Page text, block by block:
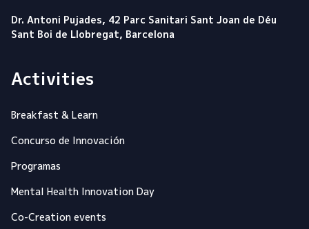
Dr. Antoni Pujades, 42 Parc Sanitari Sant Joan de Déu
Sant Boi de Llobregat, Barcelona
Activities
Breakfast & Learn
Concurso de Innovación
Programas
Mental Health Innovation Day
Co-Creation events